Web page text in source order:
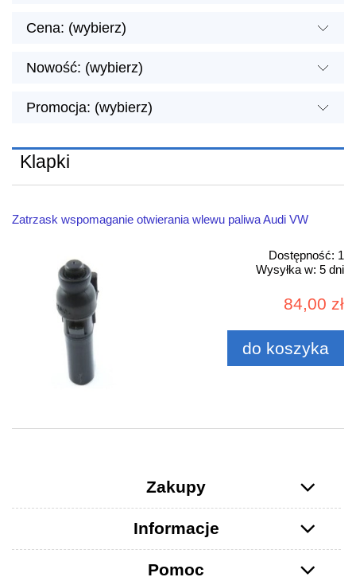
Cena: (wybierz)
Nowość: (wybierz)
Promocja: (wybierz)
Klapki
Zatrzask wspomaganie otwierania wlewu paliwa Audi VW
Dostępność: 1
Wysyłka w: 5 dni
84,00 zł
do koszyka
Zakupy
Informacje
Pomoc